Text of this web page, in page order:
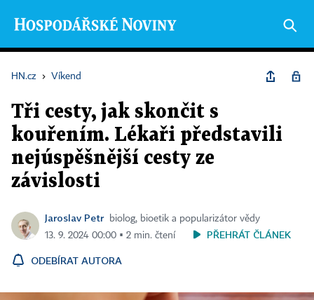
HN.cz › Víkend
Tři cesty, jak skončit s
kouřením. Lékaři představili
nejúspěšnější cesty ze
závislosti
Jaroslav Petr
biolog, bioetik a popularizátor vědy
13. 9. 2024 00:00 ▪ 2 min. čtení
PŘEHRÁT ČLÁNEK
ODEBÍRAT AUTORA